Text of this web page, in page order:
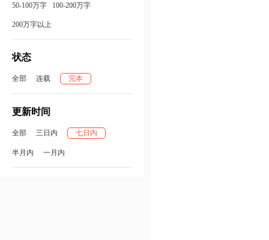
50-100万字 100-200万字
200万字以上
状态
全部 连载 完本
更新时间
全部 三日内 七日内
半月内 一月内